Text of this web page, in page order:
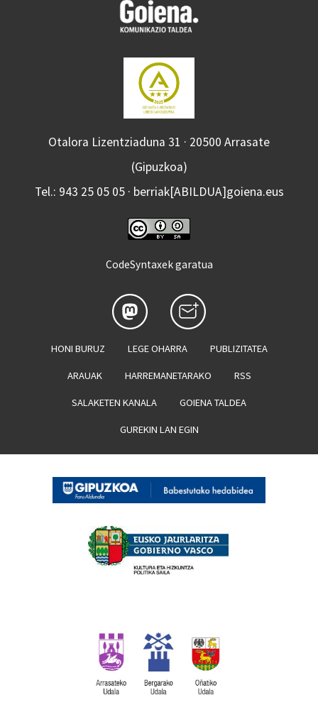
Otalora Lizentziaduna 31 · 20500 Arrasate
(Gipuzkoa)
Tel.: 943 25 05 05 · berriak[ABILDUA]goiena.eus
CodeSyntaxek garatua
HONI BURUZ LEGE OHARRA PUBLIZITATEA
ARAUAK HARREMANETARAKO RSS
SALAKETEN KANALA GOIENA TALDEA
GUREKIN LAN EGIN